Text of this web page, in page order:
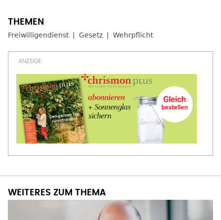
Freiwilligendienst Gesetz Wehrpflicht
WEITERES ZUM THEMA